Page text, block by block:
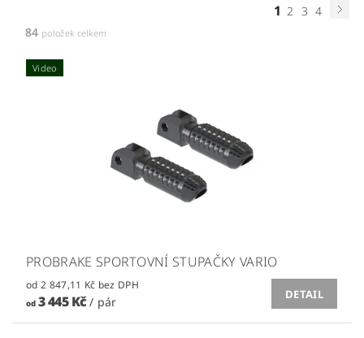
1 2 3 4
84 položek celkem
Video
PROBRAKE SPORTOVNÍ STUPAČKY VARIO
od 2 847,11 Kč bez DPH
od3 445 Kč/ pár
DETAIL